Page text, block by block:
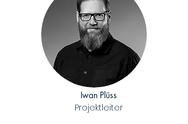
Iwan Plüss
Projektleiter